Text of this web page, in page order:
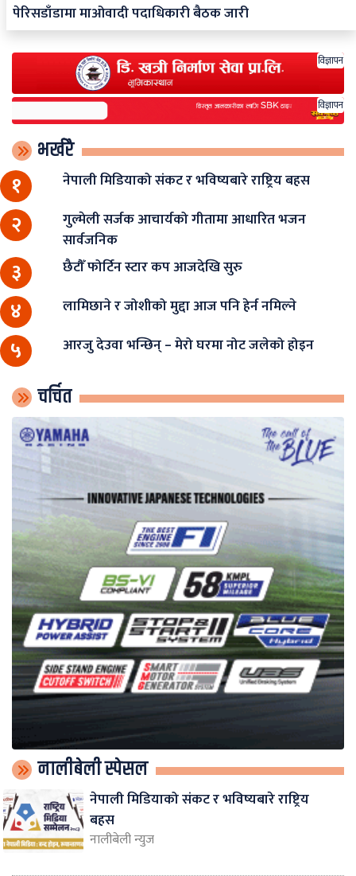
पेरिसडाँडामा माओवादी पदाधिकारी बैठक जारी
विज्ञापन
विज्ञापन
भर्खरै
१ नेपाली मिडियाको संकट र भविष्यबारे राष्ट्रिय बहस
२
गुल्मेली सर्जक आचार्यको गीतामा आधारित भजन
सार्वजनिक
३ छैटौँ फोर्टिन स्टार कप आजदेखि सुरु
४ लामिछाने र जोशीको मुद्दा आज पनि हेर्न नमिल्ने
५ आरजु देउवा भन्छिन् – मेरो घरमा नोट जलेको होइन
चर्चित
नालीबेली स्पेसल
नेपाली मिडियाको संकट र भविष्यबारे राष्ट्रिय
बहस
नालीबेली न्युज